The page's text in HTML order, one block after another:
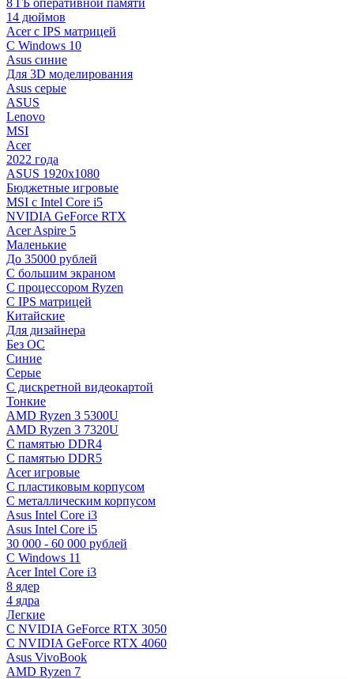
14 дюймов
Acer с IPS матрицей
С Windows 10
Asus синие
Для 3D моделирования
Asus серые
ASUS
Lenovo
MSI
Acer
2022 года
ASUS 1920х1080
Бюджетные игровые
MSI с Intel Core i5
NVIDIA GeForce RTX
Acer Aspire 5
Маленькие
До 35000 рублей
C большим экраном
С процессором Ryzen
С IPS матрицей
Китайские
Для дизайнера
Без ОС
Синие
Серые
C дискретной видеокартой
Тонкие
AMD Ryzen 3 5300U
AMD Ryzen 3 7320U
С памятью DDR4
С памятью DDR5
Acer игровые
С пластиковым корпусом
С металлическим корпусом
Asus Intel Core i3
Asus Intel Core i5
30 000 - 60 000 рублей
С Windows 11
Acer Intel Core i3
8 ядер
4 ядра
Легкие
С NVIDIA GeForce RTX 3050
С NVIDIA GeForce RTX 4060
Asus VivoBook
AMD Ryzen 7